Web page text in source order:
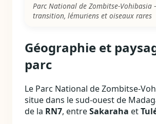
Parc National de Zombitse‑Vohibasia
transition, lémuriens et oiseaux rares
Géographie et
parc
Le Parc National de
situe dans le sud‑ouest de
de la RN7, entreSakaraha et